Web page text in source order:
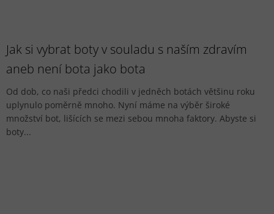
Jak si vybrat boty v souladu s naším zdravím
aneb není bota jako bota
Od dob, co naši předci chodili v jedněch botách většinu roku
uplynulo poměrně mnoho. Nyní máme na výběr široké
množství bot, lišících se mezi sebou mnoha faktory. Abyste si
boty...